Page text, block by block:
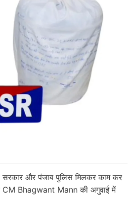
और पंजाब पुलिस मिलकर काम कर
CM Bhagwant Mann की अगुवाई में